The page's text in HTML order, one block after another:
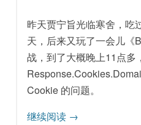
昨天贾宁旨光临寒舍，吃
天，后来又玩了一会儿《
战，到了大概晚上11点多
Cookie 的问题。
继续阅读 →